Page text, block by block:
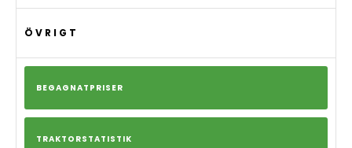
ÖVRIGT
BEGAGNATPRISER
TRAKTORSTATISTIK